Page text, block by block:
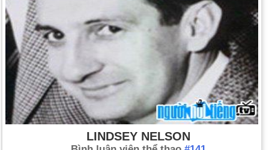
LINDSEY NELSON